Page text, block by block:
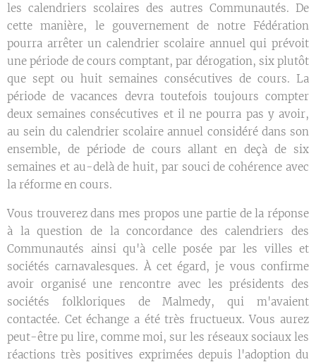
les calendriers scolaires des autres Communautés. De
cette manière, le gouvernement de notre Fédération
pourra arrêter un calendrier scolaire annuel qui prévoit
une période de cours comptant, par dérogation, six plutôt
que sept ou huit semaines consécutives de cours. La
période de vacances devra toutefois toujours compter
deux semaines consécutives et il ne pourra pas y avoir,
au sein du calendrier scolaire annuel considéré dans son
ensemble, de période de cours allant en deçà de six
semaines et au-delà de huit, par souci de cohérence avec
la réforme en cours.
Vous trouverez dans mes propos une partie de la réponse
à la question de la concordance des calendriers des
Communautés ainsi qu'à celle posée par les villes et
sociétés carnavalesques. À cet égard, je vous confirme
avoir organisé une rencontre avec les présidents des
sociétés folkloriques de Malmedy, qui m'avaient
contactée. Cet échange a été très fructueux. Vous aurez
peut-être pu lire, comme moi, sur les réseaux sociaux les
réactions très positives exprimées depuis l'adoption du